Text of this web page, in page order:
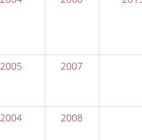
2005 2007
2004 2008